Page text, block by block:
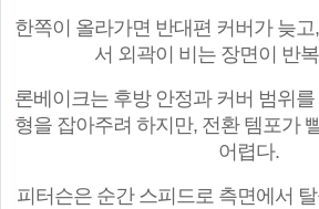
한쪽이 올라가면 반대편 커버가 늦고
서 외곽이 비는 장면이 반
론베이크는 후방 안정과 커버 범위
형을 잡아주려 하지만, 전환 템포가
어렵다.
피터슨은 순간 스피드로 측면에서